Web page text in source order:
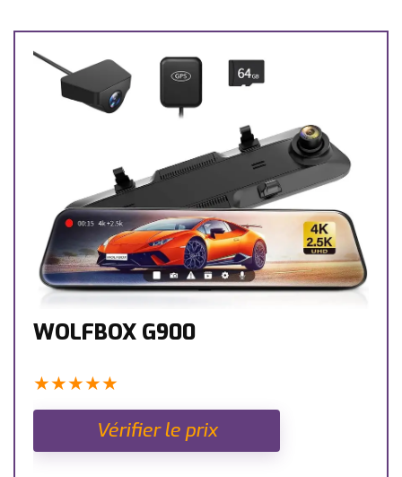
WOLFBOX G900
★★★★★
Vérifier le prix